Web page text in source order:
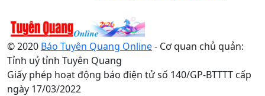
© 2020 Báo Tuyên Quang Online- Cơ quan chủ quản:
Tỉnh uỷ tỉnh Tuyên Quang
Giấy phép hoạt động báo điện tử số 140/GP-BTTTT cấp
ngày 17/03/2022